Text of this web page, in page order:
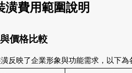
潢費用範圍說明
價格比較
反映了企業形象與功能需求，以下為